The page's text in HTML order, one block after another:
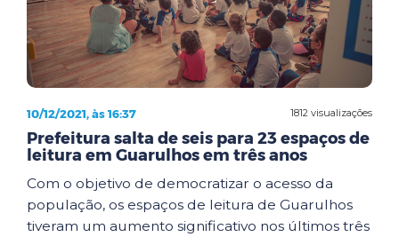
1812 visualizações
10/12/2021, às 16:37
Prefeitura salta de seis para 23 espaços de
leitura em Guarulhos em três anos
Com o objetivo de democratizar o acesso da
população, os espaços de leitura de Guarulhos
tiveram um aumento significativo nos últimos três